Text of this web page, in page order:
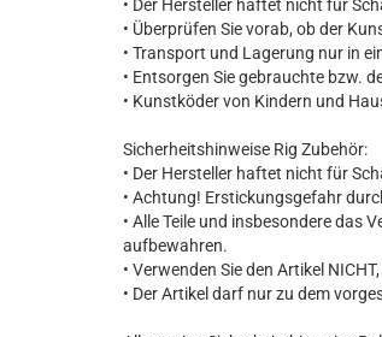
• Der Hersteller haftet nicht für
• Überprüfen Sie vorab, ob der
• Transport und Lagerung nur in
• Entsorgen Sie gebrauchte bzw.
• Kunstköder von Kindern und
Sicherheitshinweise Rig Zubehör:
• Der Hersteller haftet nicht für
• Achtung! Erstickungsgefahr
• Alle Teile und insbesondere das
aufbewahren.
• Verwenden Sie den Artikel
• Der Artikel darf nur zu dem